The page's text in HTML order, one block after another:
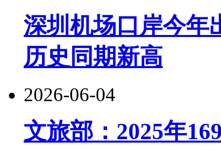
深圳机场口岸今年
历史同期新高
2026-06-04
文旅部：2025年